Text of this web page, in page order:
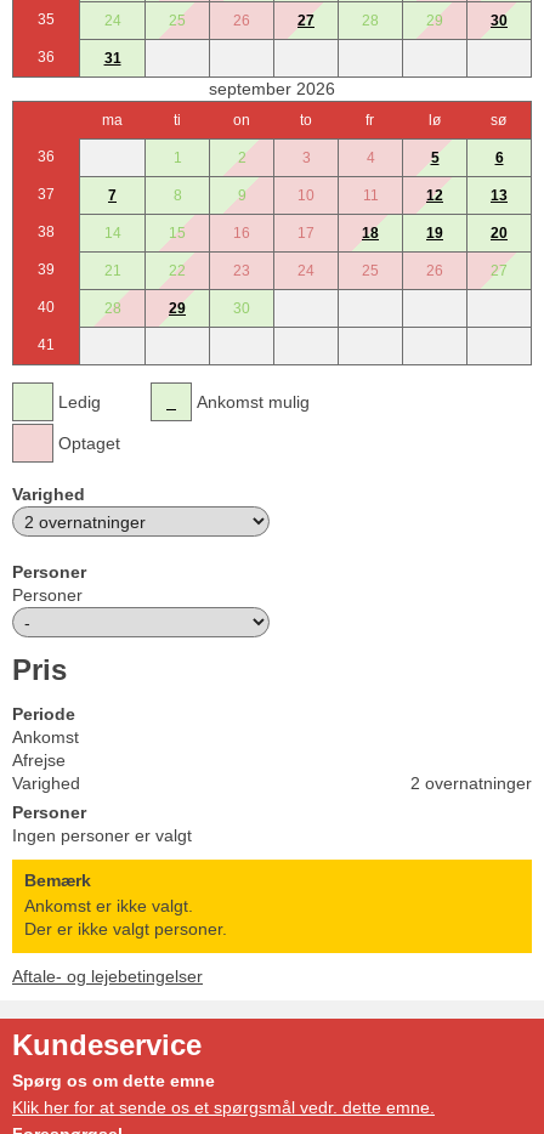
35 24 25 26 27 28 29 30
36 31
september 2026
ma ti on to fr lø sø
36 1 2 3 4 5 6
37 7 8 9 10 11 12 13
38 14 15 16 17 18 19 20
39 21 22 23 24 25 26 27
40 28 29 30
41
Ledig
Optaget
Ankomst mulig
Varighed
Personer
Personer
Pris
Periode
Ankomst
Afrejse
Varighed
2 overnatninger
Personer
Ingen personer er valgt
Bemærk
Ankomst er ikke valgt.
Der er ikke valgt personer.
Aftale- og lejebetingelser
Kundeservice
Spørg os om dette emne
Klik her for at sende os et spørgsmål vedr. dette emne.